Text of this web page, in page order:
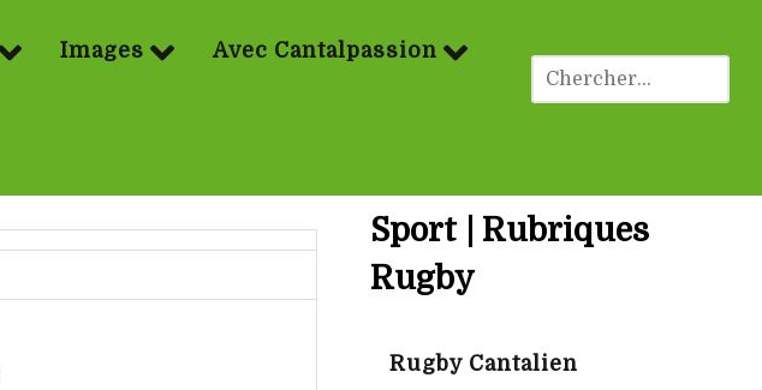
Images Avec Cantalpassion
Sport | Rubriques
Rugby
Rugby Cantalien